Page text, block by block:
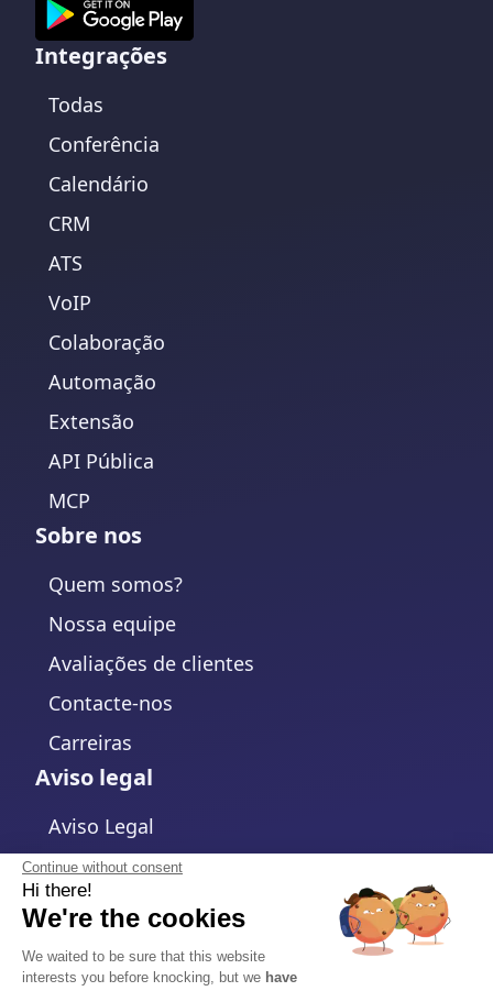
Continue without consent
Hi there!
We're the cookies
We waited to be sure that this website
interests you before knocking, but we have
Integrações
Todas
Conferência
Calendário
CRM
ATS
VoIP
Colaboração
Automação
Extensão
API Pública
MCP
Sobre nos
Quem somos?
Nossa equipe
Avaliações de clientes
Contacte-nos
Carreiras
Aviso legal
Aviso Legal
Política de Privacidade
Política de cookies
Alterar configurações de cookies
Termos e Condições